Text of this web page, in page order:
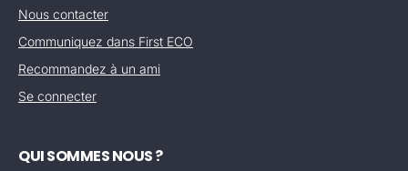
Nous contacter
Communiquez dans First ECO
Recommandez à un ami
Se connecter
QUI SOMMES NOUS ?